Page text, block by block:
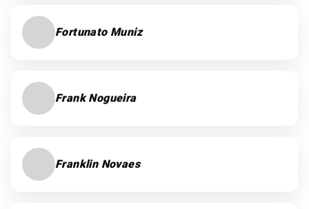
Fortunato Muniz
Frank Nogueira
Franklin Novaes